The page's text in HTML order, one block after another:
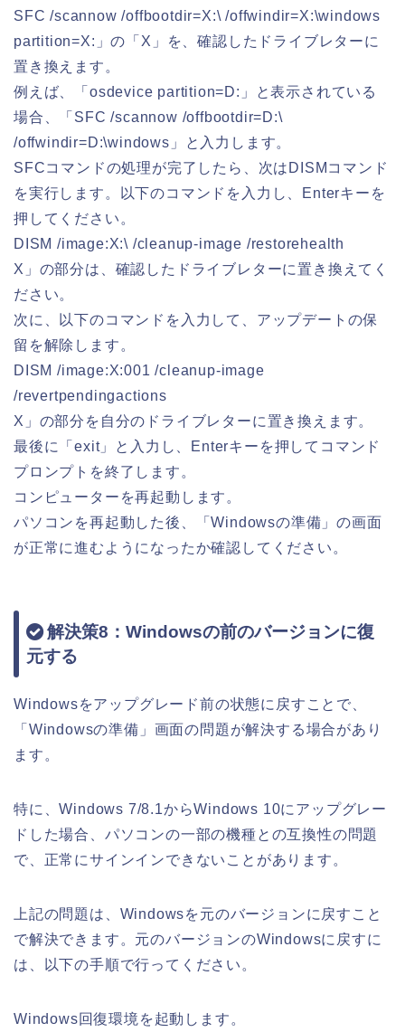
SFC /scannow /offbootdir=X:\ /offwindir=X:\windows
partition=X:」の「X」を、確認したドライブレターに
置き換えます。
例えば、「osdevice partition=D:」と表示されている
場合、「SFC /scannow /offbootdir=D:\
/offwindir=D:\windows」と入力します。
SFCコマンドの処理が完了したら、次はDISMコマンド
を実行します。以下のコマンドを入力し、Enterキーを
押してください。
DISM /image:X:\ /cleanup-image /restorehealth
X」の部分は、確認したドライブレターに置き換えてく
ださい。
次に、以下のコマンドを入力して、アップデートの保
留を解除します。
DISM /image:X:001 /cleanup-image
/revertpendingactions
X」の部分を自分のドライブレターに置き換えます。
最後に「exit」と入力し、Enterキーを押してコマンド
プロンプトを終了します。
コンピューターを再起動します。
パソコンを再起動した後、「Windowsの準備」の画面
が正常に進むようになったか確認してください。
解決策8：Windowsの前のバージョンに復
元する
Windowsをアップグレード前の状態に戻すことで、
「Windowsの準備」画面の問題が解決する場合があり
ます。
特に、Windows 7/8.1からWindows 10にアップグレー
ドした場合、パソコンの一部の機種との互換性の問題
で、正常にサインインできないことがあります。
上記の問題は、Windowsを元のバージョンに戻すこと
で解決できます。元のバージョンのWindowsに戻すに
は、以下の手順で行ってください。
Windows回復環境を起動します。